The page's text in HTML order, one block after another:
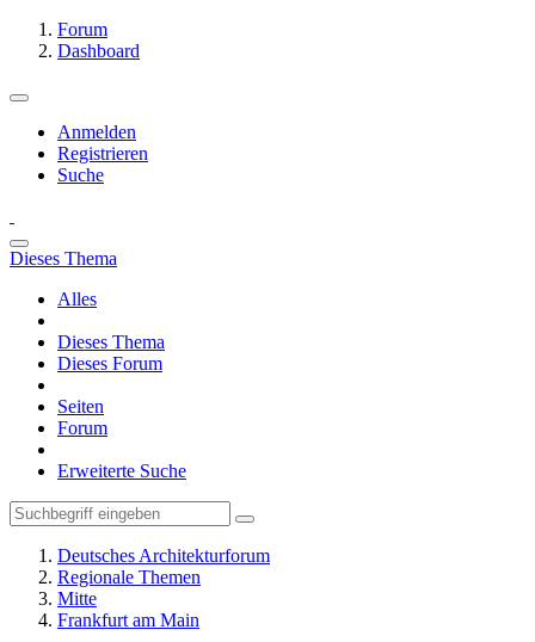
Forum
Dashboard
Anmelden
Registrieren
Suche
Dieses Thema
Alles
Dieses Thema
Dieses Forum
Seiten
Forum
Erweiterte Suche
Deutsches Architekturforum
Regionale Themen
Mitte
Frankfurt am Main